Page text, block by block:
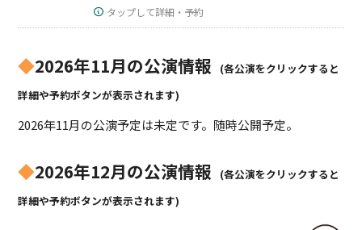
タップして詳細・予約
◆2026年11月の公演情報
(各公演をクリックすると
詳細や予約ボタンが表示されます)
2026年11月の公演予定は未定です。随時公開予定。
◆2026年12月の公演情報
(各公演をクリックすると
詳細や予約ボタンが表示されます)